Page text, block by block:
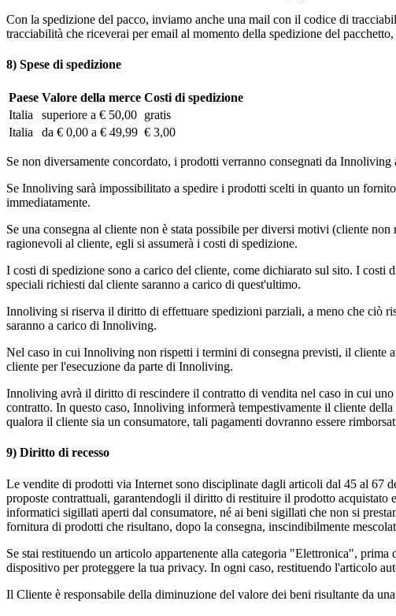
Con la spedizione del pacco, inviamo anche una mail con il codice di
tracciabilità che riceverai per email al momento della spedizione del
8) Spese di spedizione
Paese Valore della merce Costi di spedizione
Italia
superiore a € 50,00 gratis
Italia
da € 0,00 a € 49,99 € 3,00
Se non diversamente concordato, i prodotti verranno consegnati da
Se Innoliving sarà impossibilitato a spedire i prodotti scelti in quanto un
immediatamente.
Se una consegna al cliente non è stata possibile per diversi motivi (cliente
ragionevoli al cliente, egli si assumerà i costi di spedizione.
I costi di spedizione sono a carico del cliente, come dichiarato sul sito. I
speciali richiesti dal cliente saranno a carico di quest'ultimo.
Innoliving si riserva il diritto di effettuare spedizioni parziali, a meno che ciò
saranno a carico di Innoliving.
Nel caso in cui Innoliving non rispetti i termini di consegna previsti, il cliente
cliente per l'esecuzione da parte di Innoliving.
Innoliving avrà il diritto di rescindere il contratto di vendita nel caso in cui
contratto. In questo caso, Innoliving informerà tempestivamente il cliente
qualora il cliente sia un consumatore, tali pagamenti dovranno essere
9) Diritto di recesso
Le vendite di prodotti via Internet sono disciplinate dagli articoli dal 45 al 67
proposte contrattuali, garantendogli il diritto di restituire il prodotto
informatici sigillati aperti dal consumatore, né ai beni sigillati che non si
fornitura di prodotti che risultano, dopo la consegna, inscindibilmente
Se stai restituendo un articolo appartenente alla categoria "Elettronica",
dispositivo per proteggere la tua privacy. In ogni caso, restituendo l'articolo
Il Cliente è responsabile della diminuzione del valore dei beni risultante da